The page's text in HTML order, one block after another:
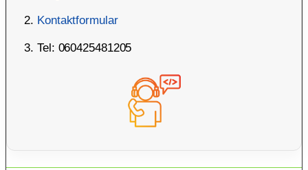
Kontaktformular
Tel: 060425481205